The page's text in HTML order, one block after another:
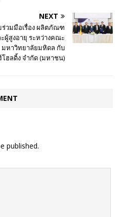
NEXT
วมมือเรื่อง ผลิตภัณฑ
ผู้สูงอายุ ระหว่างคณะ
มหาวิทยาลัยมหิดล กับ
ฮลดิ้ง จำกัด (มหาชน)
published.